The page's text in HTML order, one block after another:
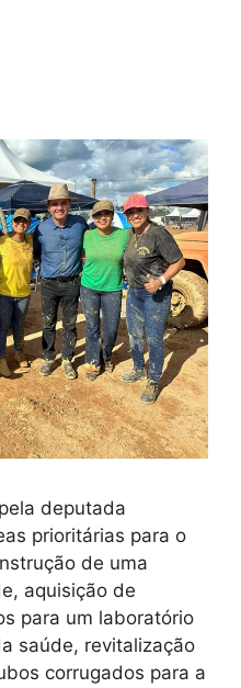
deputada
prioritárias para o
de uma
aquisição de
para um laboratório
saúde, revitalização
corrugados para a